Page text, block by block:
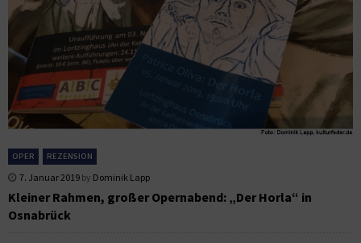
OPER REZENSION
7. Januar 2019 by Dominik Lapp
Kleiner Rahmen, großer Opernabend: „Der Horla“ in
Osnabrück